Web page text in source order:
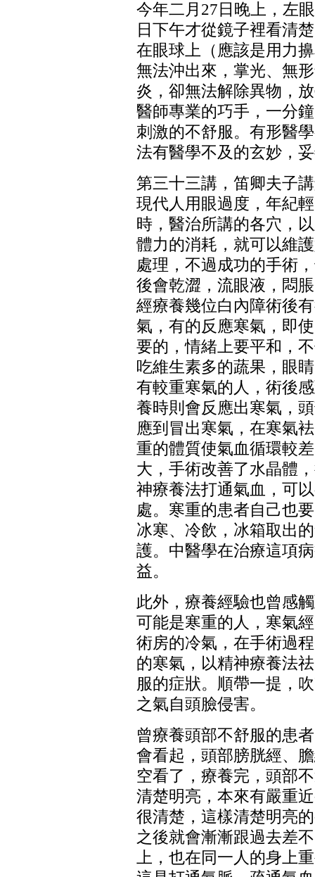
今年二月 27 日晚上，左
日下午才從鏡子裡看清
在眼球上（應該是用力
無法沖出來，掌光、無
炎，卻無法解除異物，
醫師專業的巧手，一分
刺激的不舒服。有形醫
法有醫學不及的玄妙，
第三十三講，笛卿夫子
現代人用眼過度，年紀
時，醫治所講的各穴，
體力的消耗，就可以維
處理，不過成功的手術
後會乾澀，流眼液，悶
經療養幾位白內障術後
氣，有的反應寒氣，即
要的，情緒上要平和，
吃維生素多的蔬果，眼
有較重寒氣的人，術後
養時則會反應出寒氣，
應到冒出寒氣，在寒氣
重的體質使氣血循環較
大，手術改善了水晶體
神療養法打通氣血，可
處。寒重的患者自己也
冰寒、冷飲，冰箱取出
護。中醫學在治療這項
益。
此外，療養經驗也曾感
可能是寒重的人，寒氣
術房的冷氣，在手術過
的寒氣，以精神療養法
服的症狀。順帶一提，
之氣自頭臉侵害。
曾療養頭部不舒服的患
會看起，頭部膀胱經、
空看了，療養完，頭部
清楚明亮，本來有嚴重
很清楚，這樣清楚明亮
之後就會漸漸跟過去差
上，也在同一人的身上